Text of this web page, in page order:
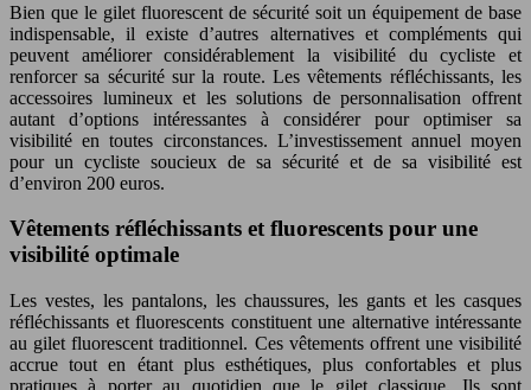
Bien que le gilet fluorescent de sécurité soit un équipement de base
indispensable, il existe d’autres alternatives et compléments qui
peuvent améliorer considérablement la visibilité du cycliste et
renforcer sa sécurité sur la route. Les vêtements réfléchissants, les
accessoires lumineux et les solutions de personnalisation offrent
autant d’options intéressantes à considérer pour optimiser sa
visibilité en toutes circonstances. L’investissement annuel moyen
pour un cycliste soucieux de sa sécurité et de sa visibilité est
d’environ 200 euros.
Vêtements réfléchissants et fluorescents pour une
visibilité optimale
Les vestes, les pantalons, les chaussures, les gants et les casques
réfléchissants et fluorescents constituent une alternative intéressante
au gilet fluorescent traditionnel. Ces vêtements offrent une visibilité
accrue tout en étant plus esthétiques, plus confortables et plus
pratiques à porter au quotidien que le gilet classique. Ils sont